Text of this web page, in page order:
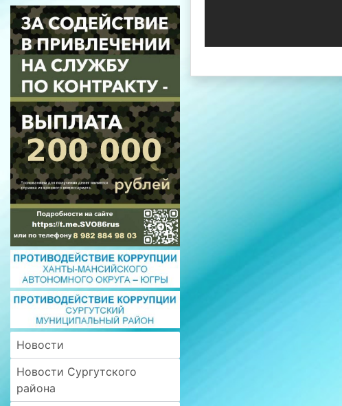
Новости
Новости Сургутского
района